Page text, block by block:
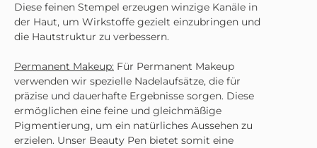
Diese feinen Stempel erzeugen winzige Kanäle in
der Haut, um Wirkstoffe gezielt einzubringen und
die Hautstruktur zu verbessern.
Permanent Makeup: Für Permanent Makeup
verwenden wir spezielle Nadelaufsätze, die für
präzise und dauerhafte Ergebnisse sorgen. Diese
ermöglichen eine feine und gleichmäßige
Pigmentierung, um ein natürliches Aussehen zu
erzielen. Unser Beauty Pen bietet somit eine